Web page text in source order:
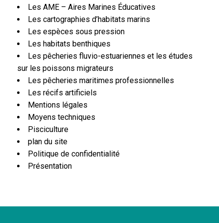
Les AME – Aires Marines Éducatives
Les cartographies d’habitats marins
Les espèces sous pression
Les habitats benthiques
Les pêcheries fluvio-estuariennes et les études
sur les poissons migrateurs
Les pêcheries maritimes professionnelles
Les récifs artificiels
Mentions légales
Moyens techniques
Pisciculture
plan du site
Politique de confidentialité
Présentation